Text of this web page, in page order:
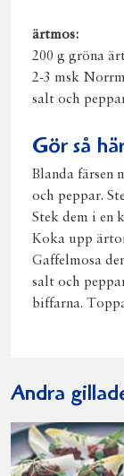
ärtmos:
200 g gröna
2-3 msk
salt och
Gör så
Blanda färsen
och peppar.
Stek dem i en
Koka upp
Gaffelmosa
salt och
biffarna.
Andra